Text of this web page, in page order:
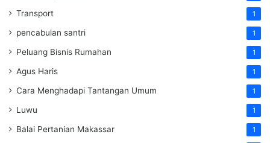
Transport 1
pencabulan santri 1
Peluang Bisnis Rumahan 1
Agus Haris 1
Cara Menghadapi Tantangan Umum 1
Luwu 1
Balai Pertanian Makassar 1